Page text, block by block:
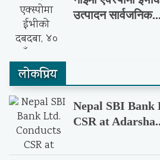
उत्पादन सार्वजनिक...
लाेकप्रिय
Nepal SBI Bank
CSR at